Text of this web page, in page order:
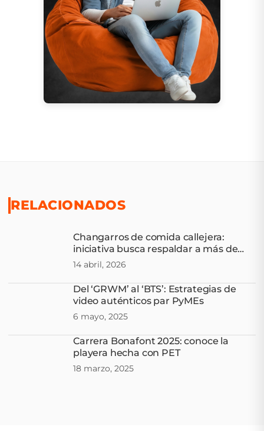
RELACIONADOS
Changarros de comida callejera:
iniciativa busca respaldar a más de
805 mil
14 abril, 2026
Del ‘GRWM’ al ‘BTS’: Estrategias de
video auténticos par PyMEs
6 mayo, 2025
Carrera Bonafont 2025: conoce la
playera hecha con PET
18 marzo, 2025